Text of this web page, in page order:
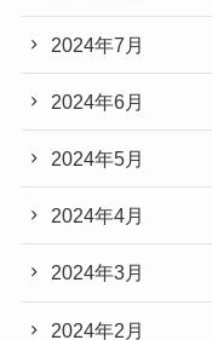
2024年7月
2024年6月
2024年5月
2024年4月
2024年3月
2024年2月